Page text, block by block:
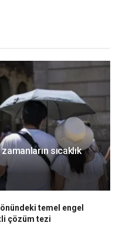
sıcaklık
temel engel
çözüm tezi